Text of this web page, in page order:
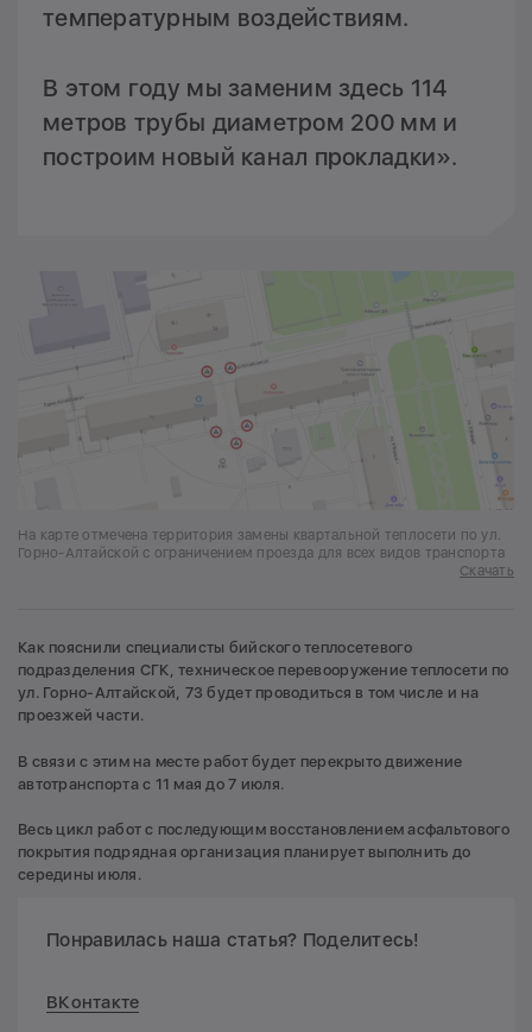
температурным воздействиям.
В этом году мы заменим здесь 114
метров трубы диаметром 200 мм и
построим новый канал прокладки».
На карте отмечена территория замены квартальной теплосети по ул.
Горно-Алтайской с ограничением проезда для всех видов транспорта
Скачать
Как пояснили специалисты бийского теплосетевого
подразделения СГК, техническое перевооружение теплосети по
ул. Горно-Алтайской, 73 будет проводиться в том числе и на
проезжей части.
В связи с этим на месте работ будет перекрыто движение
автотранспорта с 11 мая до 7 июля.
Весь цикл работ с последующим восстановлением асфальтового
покрытия подрядная организация планирует выполнить до
середины июля.
Понравилась наша статья? Поделитесь!
ВКонтакте